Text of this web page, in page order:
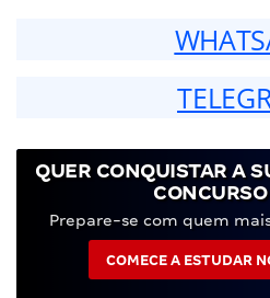
QUER CONQUISTAR A
Prepare-se com quem
COMECE A ESTUDAR